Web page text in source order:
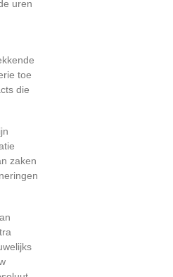
uren
toe
die
zaken